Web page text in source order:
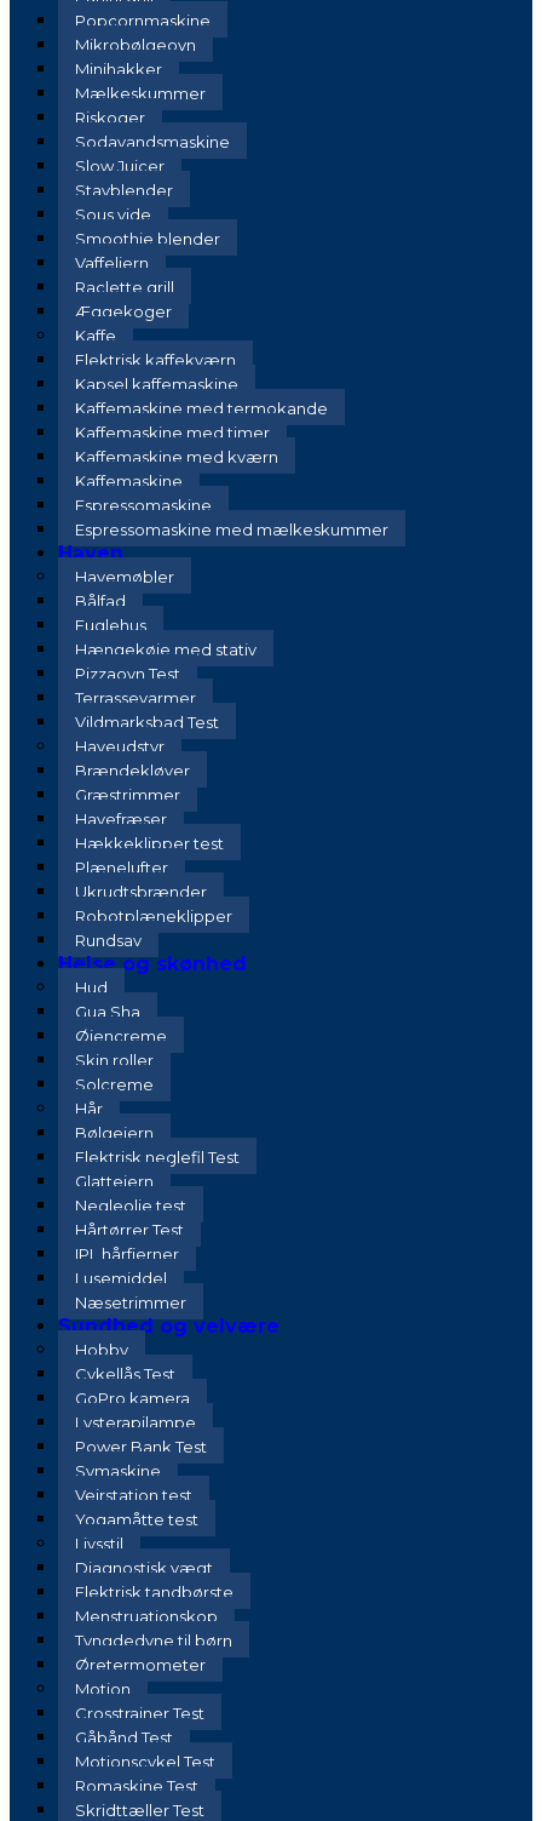
Popcornmaskine
Mikrobølgeovn
Minihakker
Mælkeskummer
Riskoger
Sodavandsmaskine
Slow Juicer
Stavblender
Sous vide
Smoothie blender
Vaffeljern
Raclette grill
Æggekoger
Kaffe
Elektrisk kaffekværn
Kapsel kaffemaskine
Kaffemaskine med termokande
Kaffemaskine med timer
Kaffemaskine med kværn
Kaffemaskine
Espressomaskine
Espressomaskine med mælkeskummer
Haven
Havemøbler
Bålfad
Fuglehus
Hængekøje med stativ
Pizzaovn Test
Terrassevarmer
Vildmarksbad Test
Haveudstyr
Brændekløver
Græstrimmer
Havefræser
Hækkeklipper test
Plænelufter
Ukrudtsbrænder
Robotplæneklipper
Rundsav
Helse og skønhed
Hud
Gua Sha
Øjencreme
Skin roller
Solcreme
Hår
Bølgejern
Elektrisk neglefil Test
Glattejern
Negleolie test
Hårtørrer Test
IPL hårfjerner
Lusemiddel
Næsetrimmer
Sundhed og velvære
Hobby
Cykellås Test
GoPro kamera
Lysterapilampe
Power Bank Test
Symaskine
Vejrstation test
Yogamåtte test
Livsstil
Diagnostisk vægt
Elektrisk tandbørste
Menstruationskop
Tyngdedyne til børn
Øretermometer
Motion
Crosstrainer Test
Gåbånd Test
Motionscykel Test
Romaskine Test
Skridttæller Test